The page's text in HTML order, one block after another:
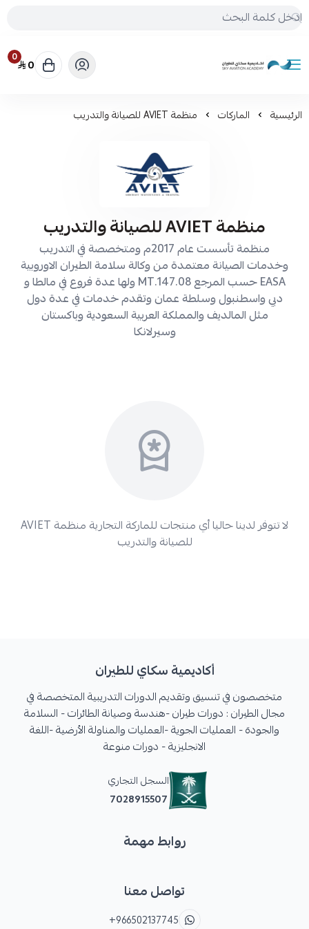
أكاديمية سكاي للطيران
0 0
الرئيسية الماركات منظمة AVIET للصيانة والتدريب
منظمة AVIET للصيانة والتدريب
منظمة تأسست عام 2017م ومتخصصة في التدريب
وخدمات الصيانة معتمدة من وكالة سلامة الطيران الاوروبية
EASA حسب المرجع MT.147.08 ولها عدة فروع في مالطا و
دبي واسطنبول وسلطة عمان وتقدم خدمات في عدة دول
مثل المالديف والمملكة العربية السعودية وباكستان
وسيرلانكا
لا تتوفر لدينا حاليا أي منتجات للماركة التجارية
منظمة AVIET
للصيانة والتدريب
أكاديمية سكاي للطيران
متخصصون في تنسيق وتقديم الدورات التدريبية المتخصصة في
مجال الطيران : دورات طيران -هندسة وصيانة الطائرات - السلامة
والجودة - العمليات الجوية -العمليات والمناولة الأرضية -اللغة
الانجليزية - دورات منوعة
السجل التجاري
7028915507
روابط مهمة
تواصل معنا
+966502137745